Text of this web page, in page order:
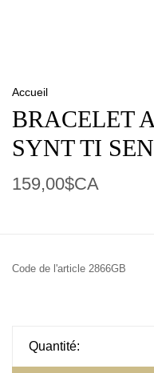
Accueil
BRACELET
SYNT TI
159,00$CA
Code de l'article 2866GB
Quantité: